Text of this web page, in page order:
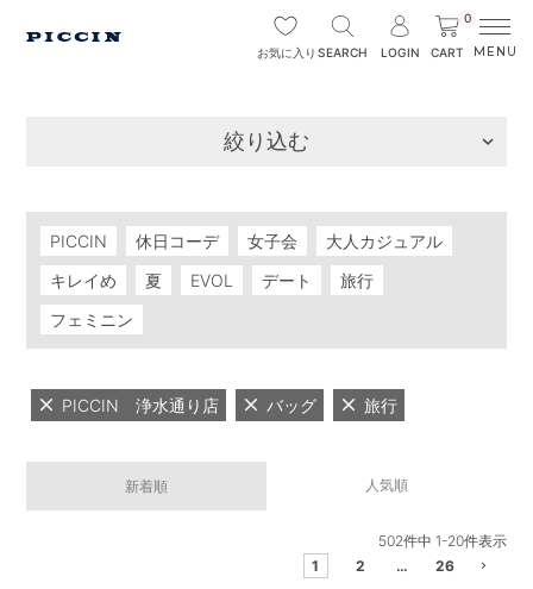
お気に入り SEARCH LOGIN
0
CART
絞り込む
PICCIN 休日コーデ 女子会
大人カジュアル
キレイめ
夏 EVOL デート
旅行
フェミニン
PICCIN 浄水通り店 バッグ 旅行
新着順 人気順
502件中 1-20件表示
1
2 … 26